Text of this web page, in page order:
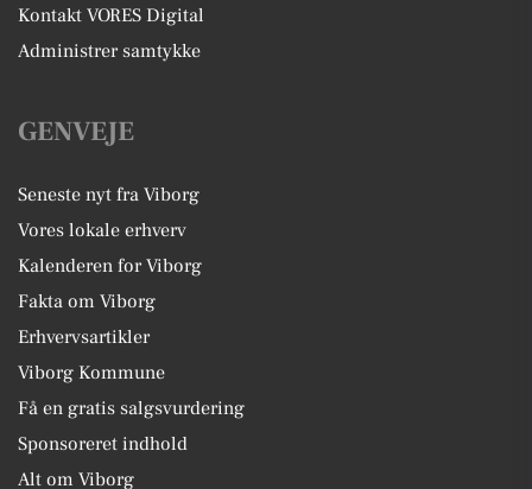
Kontakt VORES Digital
Administrer samtykke
GENVEJE
Seneste nyt fra Viborg
Vores lokale erhverv
Kalenderen for Viborg
Fakta om Viborg
Erhvervsartikler
Viborg Kommune
Få en gratis salgsvurdering
Sponsoreret indhold
Alt om Viborg